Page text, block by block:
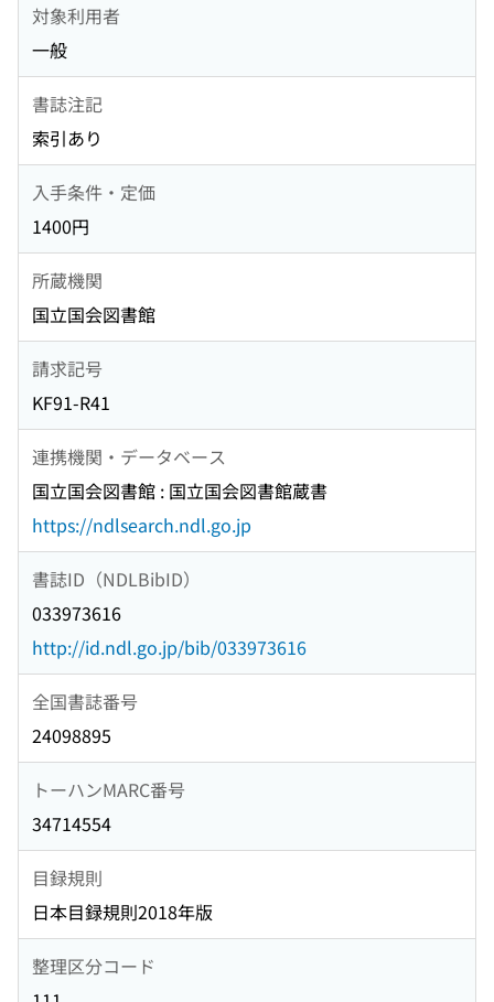
対象利用者
一般
書誌注記
索引あり
入手条件・定価
1400円
所蔵機関
国立国会図書館
請求記号
KF91-R41
連携機関・データベース
国立国会図書館 : 国立国会図書館蔵書
https://ndlsearch.ndl.go.jp
書誌ID（NDLBibID）
033973616
http://id.ndl.go.jp/bib/033973616
全国書誌番号
24098895
トーハンMARC番号
34714554
目録規則
日本目録規則2018年版
整理区分コード